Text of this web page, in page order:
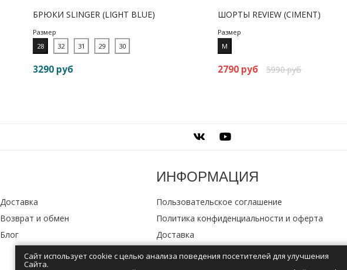
БРЮКИ SLINGER (LIGHT BLUE)
Размер
28
32 31 29 30
3290 руб
ШОРТЫ REVIEW (CIMENT)
Размер
M
2790 руб 5990 руб
Сайт использует cookie с целью анализа поведения посетителей для улучшения
Сайта.
Доставка
Возврат и обмен
Блог
ИНФОРМАЦИЯ
Пользовательское соглашение
Политика конфиденциальности и оферта
Доставка